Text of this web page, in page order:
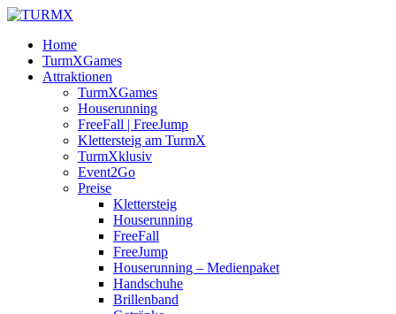
Home
TurmXGames
Attraktionen
TurmXGames
Houserunning
FreeFall | FreeJump
Klettersteig am TurmX
TurmXklusiv
Event2Go
Preise
Klettersteig
Houserunning
FreeFall
FreeJump
Houserunning – Medienpaket
Handschuhe
Brillenband